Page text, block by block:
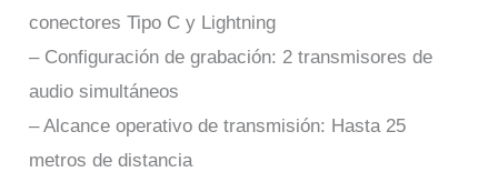
conectores Tipo C y Lightning
– Configuración de grabación: 2 transmisores de
audio simultáneos
– Alcance operativo de transmisión: Hasta 25
metros de distancia